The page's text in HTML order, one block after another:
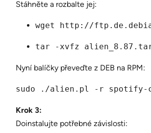
Stáhněte a rozbalte jej:
wget http://
tar -xvfz
Nyní balíčky převeďte z DEB na RPM:
sudo ./alien.pl -r spotify-
Krok 3:
Doinstalujte potřebné závislosti: